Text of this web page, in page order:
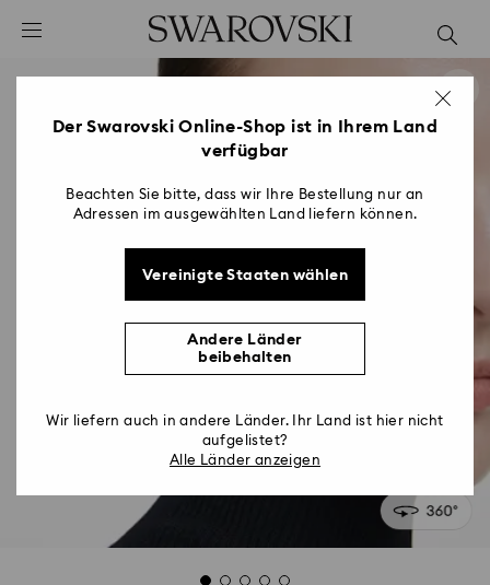
Liste Tastaturkürzel
2 - Footer
Der Swarovski Online-Shop ist in Ihrem Land
verfügbar
Beachten Sie bitte, dass wir Ihre Bestellung nur an
Adressen im ausgewählten Land liefern können.
Vereinigte Staaten wählen
Andere Länder
beibehalten
Wir liefern auch in andere Länder. Ihr Land ist hier nicht
aufgelistet?
Alle Länder anzeigen